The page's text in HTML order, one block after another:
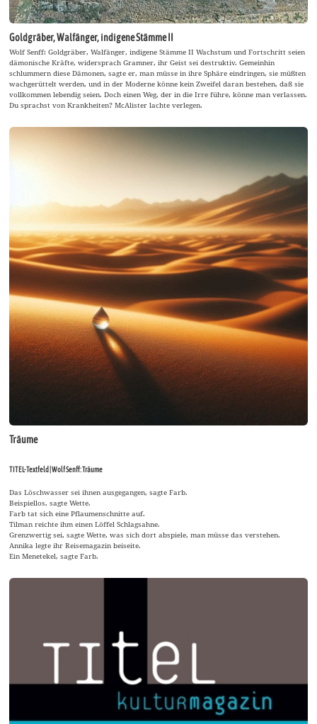
Goldgräber, Walfänger, indigene Stämme II
Wolf Senff: Goldgräber, Walfänger, indigene Stämme II Wachstum und Fortschritt seien
dämonische Kräfte, widersprach Gramner, ihr Geist sei destruktiv. Gemeinhin
schlummern diese Dämonen, sagte er, man müsse in ihre Sphäre eindringen, sie müßten
wachgerüttelt werden, und in der Moderne könne kein Zweifel daran bestehen, daß sie
vollkommen lebendig seien. Doch einen Weg, der in die Irre führe, könne man verlassen.
Du sprachst von Krankheiten? McAlister lachte verlegen.
Träume
TITEL-Textfeld | Wolf Senff: Träume
Das Löschwasser sei ihnen ausgegangen, sagte Farb.
Beispiellos, sagte Wette.
Farb tat sich eine Pflaumenschnitte auf.
Tilman reichte ihm einen Löffel Schlagsahne.
Grenzwertig sei, sagte Wette, was sich dort abspiele, man müsse das verstehen.
Annika legte ihr Reisemagazin beiseite.
Ein Menetekel, sagte Farb.